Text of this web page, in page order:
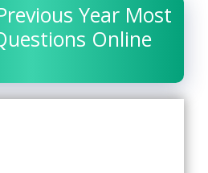
Year Most
Online